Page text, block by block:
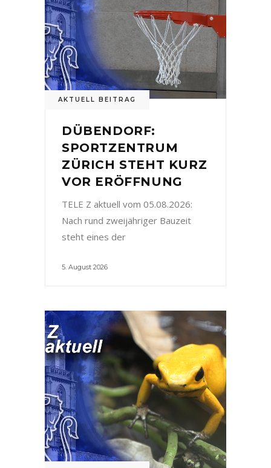
AKTUELL BEITRAG
DÜBENDORF:
SPORTZENTRUM
ZÜRICH STEHT KURZ
VOR ERÖFFNUNG
TELE Z aktuell vom 05.08.2026:
Nach rund zweijähriger Bauzeit
steht eines der
5. August 2026